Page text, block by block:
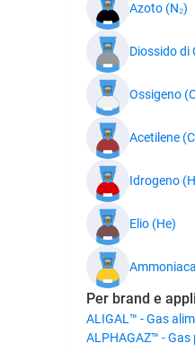
Azoto (N₂)
Diossido di
Ossigeno
Acetilene
Idrogeno
Elio (He)
Per brand e
ALIGAL™ - Gas
ALPHAGAZ™ -